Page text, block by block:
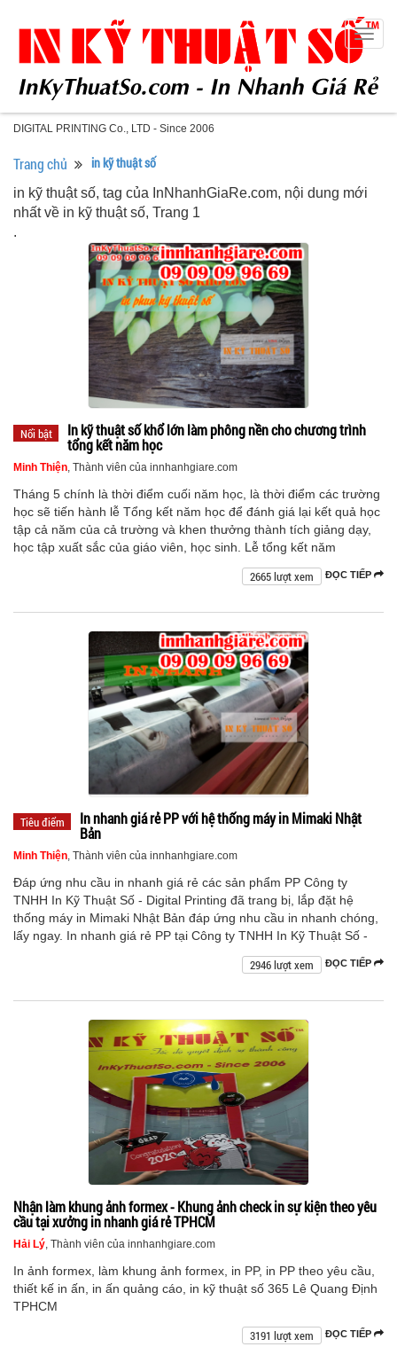
DIGITAL PRINTING Co., LTD - Since 2006
Trang chủ in kỹ thuật số
in kỹ thuật số, tag của InNhanhGiaRe.com, nội dung mới
nhất về in kỹ thuật số, Trang 1
.
Nổi bật
In kỹ thuật số khổ lớn làm phông nền cho chương trình
tổng kết năm học
Minh Thiện, Thành viên của innhanhgiare.com
Tháng 5 chính là thời điểm cuối năm học, là thời điểm các trường
học sẽ tiến hành lễ Tổng kết năm học để đánh giá lại kết quả học
tập cả năm của cả trường và khen thưởng thành tích giảng dạy,
học tập xuất sắc của giáo viên, học sinh. Lễ tổng kết năm
ĐỌC TIẾP
2665 lượt xem
Tiêu điểm
In nhanh giá rẻ PP với hệ thống máy in Mimaki Nhật
Bản
Minh Thiện, Thành viên của innhanhgiare.com
Đáp ứng nhu cầu in nhanh giá rẻ các sản phẩm PP Công ty
TNHH In Kỹ Thuật Số - Digital Printing đã trang bị, lắp đặt hệ
thống máy in Mimaki Nhật Bản đáp ứng nhu cầu in nhanh chóng,
lấy ngay. In nhanh giá rẻ PP tại Công ty TNHH In Kỹ Thuật Số -
ĐỌC TIẾP
2946 lượt xem
Nhận làm khung ảnh formex - Khung ảnh check in sự kiện theo yêu
cầu tại xưởng in nhanh giá rẻ TPHCM
Hải Lý, Thành viên của innhanhgiare.com
In ảnh formex, làm khung ảnh formex, in PP, in PP theo yêu cầu,
thiết kế in ấn, in ấn quảng cáo, in kỹ thuật số 365 Lê Quang Định
TPHCM
ĐỌC TIẾP
3191 lượt xem